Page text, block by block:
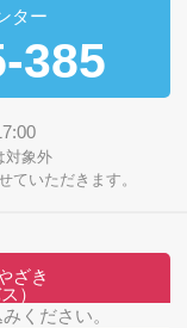
ター
385
対象外
ていただきます。
ざき
）
ください。